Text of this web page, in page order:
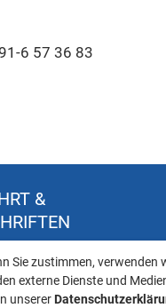
6 57 36 83
&
mit
Sie zustimmen, verwenden
externe Dienste und
unserer